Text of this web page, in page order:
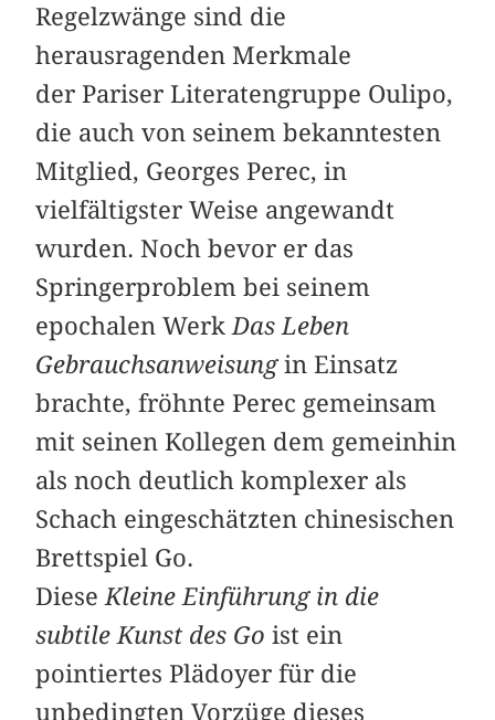
Regelzwänge sind die
herausragenden Merkmale
der Pariser Literatengruppe Oulipo,
die auch von seinem bekanntesten
Mitglied, Georges Perec, in
vielfältigster Weise angewandt
wurden. Noch bevor er das
Springerproblem bei seinem
epochalen Werk Das Leben
Gebrauchsanweisungin Einsatz
brachte, fröhnte Perec gemeinsam
mit seinen Kollegen dem gemeinhin
als noch deutlich komplexer als
Schach eingeschätzten chinesischen
Brettspiel Go.
Diese Kleine Einführung in die
subtile Kunst des Go ist ein
pointiertes Plädoyer für die
unbedingten Vorzüge dieses